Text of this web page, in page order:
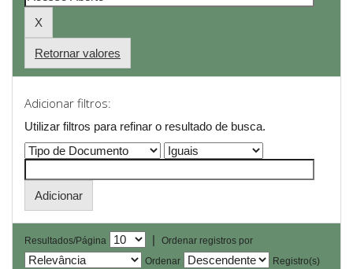
Retornar valores
Adicionar filtros:
Utilizar filtros para refinar o resultado de busca.
Resultados/Página |
Ordenar registros por
Ordenar
Registro(s)